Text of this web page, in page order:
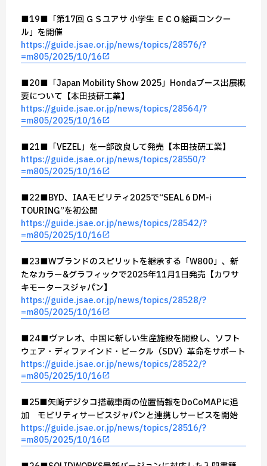
■19■「第17回 ＧＳユアサ 小学生 ＥＣＯ絵画コンクー
ル」を開催
https://guide.jsae.or.jp/news/topics/28576/?
=m805/2025/10/16
■20■「Japan Mobility Show 2025」Hondaブース出展概
要について【本田技研工業】
https://guide.jsae.or.jp/news/topics/28564/?
=m805/2025/10/16
■21■「VEZEL」を一部改良して発売【本田技研工業】
https://guide.jsae.or.jp/news/topics/28550/?
=m805/2025/10/16
■22■BYD、IAAモビリティ2025で“SEAL 6 DM-i
TOURING”を初公開
https://guide.jsae.or.jp/news/topics/28542/?
=m805/2025/10/16
■23■Wブランドのスピリットを継承する「W800」、新
たなカラー&グラフィックで2025年11月1日発売【カワサ
キモータースジャパン】
https://guide.jsae.or.jp/news/topics/28528/?
=m805/2025/10/16
■24■ヴァレオ、中国に新しい生産施設を開設し、ソフト
ウェア・ディファインド・ビークル（SDV）革命をサポート
https://guide.jsae.or.jp/news/topics/28522/?
=m805/2025/10/16
■25■矢崎デジタコ搭載車両の位置情報をDoCoMAPに追
加 モビリティサービスジャパンと連携しサービスを開始
https://guide.jsae.or.jp/news/topics/28516/?
=m805/2025/10/16